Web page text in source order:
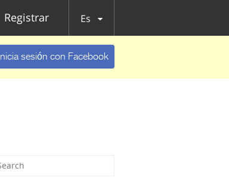
Registrar Es
Inicia sesión con Facebook